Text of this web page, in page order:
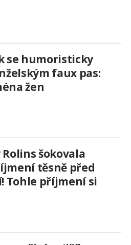
se humoristicky
faux pas:
žen
Rolins šokovala
těsně před
Tohle příjmení si